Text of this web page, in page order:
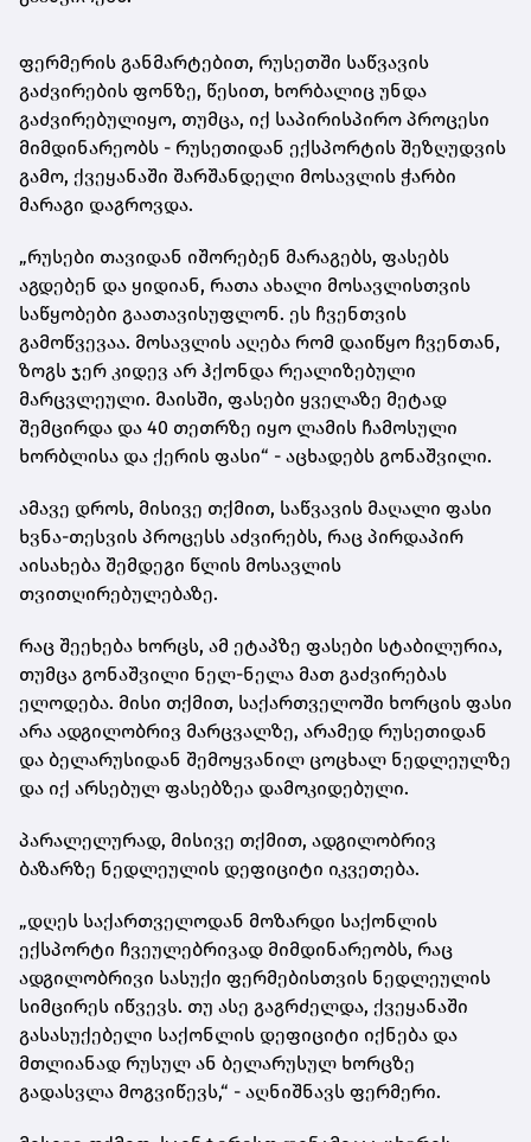
ფერმერის განმარტებით, რუსეთში საწვავის
გაძვირების ფონზე, წესით, ხორბალიც უნდა
გაძვირებულიყო, თუმცა, იქ საპირისპირო პროცესი
მიმდინარეობს - რუსეთიდან ექსპორტის შეზღუდვის
გამო, ქვეყანაში შარშანდელი მოსავლის ჭარბი
მარაგი დაგროვდა.
„რუსები თავიდან იშორებენ მარაგებს, ფასებს
აგდებენ და ყიდიან, რათა ახალი მოსავლისთვის
საწყობები გაათავისუფლონ. ეს ჩვენთვის
გამოწვევაა. მოსავლის აღება რომ დაიწყო ჩვენთან,
ზოგს ჯერ კიდევ არ ჰქონდა რეალიზებული
მარცვლეული. მაისში, ფასები ყველაზე მეტად
შემცირდა და 40 თეთრზე იყო ლამის ჩამოსული
ხორბლისა და ქერის ფასი“ - აცხადებს გონაშვილი.
ამავე დროს, მისივე თქმით, საწვავის მაღალი ფასი
ხვნა-თესვის პროცესს აძვირებს, რაც პირდაპირ
აისახება შემდეგი წლის მოსავლის
თვითღირებულებაზე.
რაც შეეხება ხორცს, ამ ეტაპზე ფასები სტაბილურია,
თუმცა გონაშვილი ნელ-ნელა მათ გაძვირებას
ელოდება. მისი თქმით, საქართველოში ხორცის ფასი
არა ადგილობრივ მარცვალზე, არამედ რუსეთიდან
და ბელარუსიდან შემოყვანილ ცოცხალ ნედლეულზე
და იქ არსებულ ფასებზეა დამოკიდებული.
პარალელურად, მისივე თქმით, ადგილობრივ
ბაზარზე ნედლეულის დეფიციტი იკვეთება.
„დღეს საქართველოდან მოზარდი საქონლის
ექსპორტი ჩვეულებრივად მიმდინარეობს, რაც
ადგილობრივი სასუქი ფერმებისთვის ნედლეულის
სიმცირეს იწვევს. თუ ასე გაგრძელდა, ქვეყანაში
გასასუქებელი საქონლის დეფიციტი იქნება და
მთლიანად რუსულ ან ბელარუსულ ხორცზე
გადასვლა მოგვიწევს,“ - აღნიშნავს ფერმერი.